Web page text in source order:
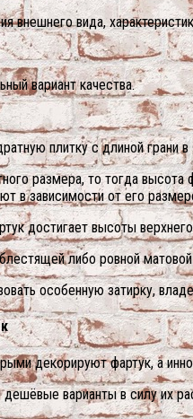
внешнего вида,
вариант качества.
плитку с длиной грани
размера, то тогда
в зависимости от его
достигает высоты
либо ровной
особенную затирку,
декорируют фартук, а
варианты в силу их